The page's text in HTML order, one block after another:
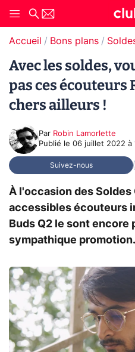
Accueil Bons plans
Avec les soldes,
pas ces écouteurs
chers ailleurs !
Par Robin Lamorlette
Publié le 06 juillet 2022 à
Suivez-nous
À l'occasion des
accessibles écouteurs
Buds Q2 le sont encore
sympathique promotion.